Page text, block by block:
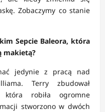
Zobaczymy co stanie
Sepcie Baleora, która
makietą?
jedynie z pracą nad
Terry zbudował
która robiła ogromne
stworzono w dwóch